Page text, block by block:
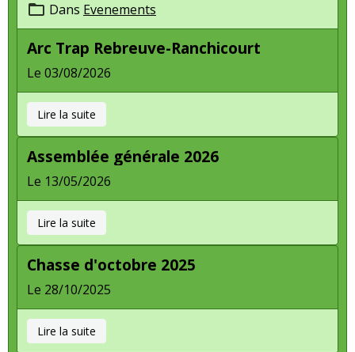
Dans Evenements
Arc Trap Rebreuve-Ranchicourt
Le 03/08/2026
Lire la suite
Assemblée générale 2026
Le 13/05/2026
Lire la suite
Chasse d'octobre 2025
Le 28/10/2025
Lire la suite